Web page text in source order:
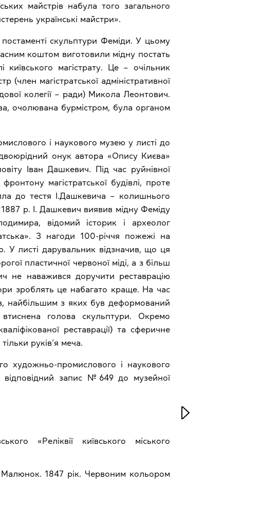
майстрів набула того загального
українські майстри».
скульптури Феміди. У цьому
коштом виготовили мідну постать
київського магістрату. Це – очільник
(член магістратської адміністративної
колегії – ради) Микола Леонтович.
очолювана бурмістром, була органом
і наукового музею у листі до
онук автора «Опису Києва»
Іван Дашкевич. Під час руйнівної
магістратської будівлі, проте
до тестя І.Дашкевича – колишнього
р. І. Дашкевич виявив мідну Феміду
відомий історик і археолог
З нагоди 100-річчя пожежі на
У листі дарувальник відзначив, що ця
пластичної червоної міді, а з більш
не наважився доручити реставрацію
зроблять це набагато краще. На час
найбільшим з яких був деформований
голова скульптури. Окремо
реставрації) та сферичне
руків’я меча.
художньо-промислового і наукового
запис №649 до музейної
«Реліквії київського міського
1847 рік. Червоним кольором